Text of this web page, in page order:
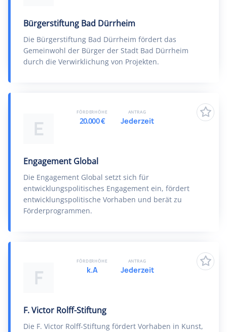
Bürgerstiftung Bad Dürrheim
Die Bürgerstiftung Bad Dürrheim fördert das
Gemeinwohl der Bürger der Stadt Bad Dürrheim
durch die Verwirklichung von Projekten.
E
Engagement Global
Die Engagement Global setzt sich für
entwicklungspolitisches Engagement ein, fördert
entwicklungspolitische Vorhaben und berät zu
Förderprogrammen.
FÖRDERHÖHE
20.000 €
ANTRAG
Jederzeit
F
F. Victor Rolff-Stiftung
Die F. Victor Rolff-Stiftung fördert Vorhaben in Kunst,
FÖRDERHÖHE
k.A
ANTRAG
Jederzeit